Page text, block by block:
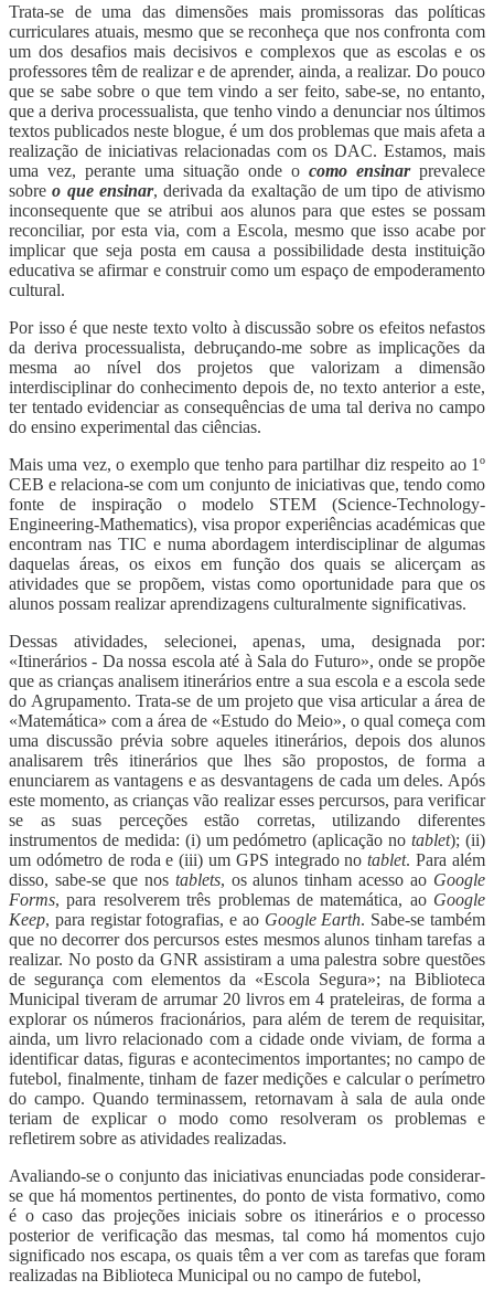
Trata-se de uma das dimensões mais promissoras das políticas
curriculares atuais, mesmo que se reconheça que nos confronta com
um dos desafios mais decisivos e complexos que as escolas e os
professores têm de realizar e de aprender, ainda, a realizar. Do pouco
que se sabe sobre o que tem vindo a ser feito, sabe-se, no entanto,
que a deriva processualista, que tenho vindo a denunciar nos últimos
textos publicados neste blogue, é um dos problemas que mais afeta a
realização de iniciativas relacionadas com os DAC. Estamos, mais
uma vez, perante uma situação onde o como ensinarprevalece
sobreo que ensinar, derivada da exaltação de um tipo de ativismo
inconsequente que se atribui aos alunos para que estes se possam
reconciliar, por esta via, com a Escola, mesmo que isso acabe por
implicar que seja posta em causa a possibilidade desta instituição
educativa se afirmar e construir como um espaço de empoderamento
cultural.
Por isso é que neste texto volto à discussão sobre os efeitos nefastos
da deriva processualista, debruçando-me sobre as implicações da
mesma ao nível dos projetos que valorizam a dimensão
interdisciplinar do conhecimento depois de, no texto anterior a este,
ter tentado evidenciar as consequências de uma tal deriva no campo
do ensino experimental das ciências.
Mais uma vez, o exemplo que tenho para partilhar diz respeito ao 1º
CEB e relaciona-se com um conjunto de iniciativas que, tendo como
fonte de inspiração o modelo STEM (Science-Technology-
Engineering-Mathematics), visa propor experiências académicas que
encontram nas TIC e numa abordagem interdisciplinar de algumas
daquelas áreas, os eixos em função dos quais se alicerçam as
atividades que se propõem, vistas como oportunidade para que os
alunos possam realizar aprendizagens culturalmente significativas.
Dessas atividades, selecionei, apenas, uma, designada por:
«Itinerários - Da nossa escola até à Sala do Futuro», onde se propõe
que as crianças analisem itinerários entre a sua escola e a escola sede
do Agrupamento. Trata-se de um projeto que visa articular a área de
«Matemática» com a área de «Estudo do Meio», o qual começa com
uma discussão prévia sobre aqueles itinerários, depois dos alunos
analisarem três itinerários que lhes são propostos, de forma a
enunciarem as vantagens e as desvantagens de cada um deles. Após
este momento, as crianças vão realizar esses percursos, para verificar
se as suas perceções estão corretas, utilizando diferentes
instrumentos de medida: (i) um pedómetro (aplicação notablet); (ii)
um odómetro de roda e (iii) um GPS integrado notablet. Para além
disso, sabe-se que nos tablets, os alunos tinham acesso ao Google
Forms, para resolverem três problemas de matemática, ao Google
Keep, para registar fotografias, e ao Google Earth. Sabe-se também
que no decorrer dos percursos estes mesmos alunos tinham tarefas a
realizar. No posto da GNR assistiram a uma palestra sobre questões
de segurança com elementos da «Escola Segura»; na Biblioteca
Municipal tiveram de arrumar 20 livros em 4 prateleiras, de forma a
explorar os números fracionários, para além de terem de requisitar,
ainda, um livro relacionado com a cidade onde viviam, de forma a
identificar datas, figuras e acontecimentos importantes; no campo de
futebol, finalmente, tinham de fazer medições e calcular o perímetro
do campo. Quando terminassem, retornavam à sala de aula onde
teriam de explicar o modo como resolveram os problemas e
refletirem sobre as atividades realizadas.
Avaliando-se o conjunto das iniciativas enunciadas pode considerar-
se que há momentos pertinentes, do ponto de vista formativo, como
é o caso das projeções iniciais sobre os itinerários e o processo
posterior de verificação das mesmas, tal como há momentos cujo
significado nos escapa, os quais têm a ver com as tarefas que foram
realizadas na Biblioteca Municipal ou no campo de futebol,